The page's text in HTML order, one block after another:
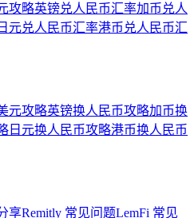
攻略英镑兑人民币汇率加币兑人
日元兑人民币汇率港币兑人民币汇
元攻略英镑换人民币攻略加币换
日元换人民币攻略港币换人民币
享Remitly 常见问题LemFi 常见